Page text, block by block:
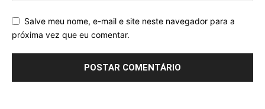
Salve meu nome, e-mail e site neste navegador para a
próxima vez que eu comentar.